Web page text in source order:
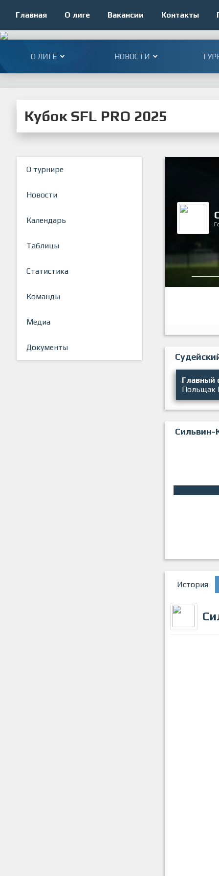
Главная О лиге Вакансии Контакты
О ЛИГЕ НОВОСТИ
Кубок SFL PRO 2025
О турнире
Новости
Календарь
Таблицы
Статистика
Команды
Медиа
Документы
Главный
Польщак
Сильвин-
История